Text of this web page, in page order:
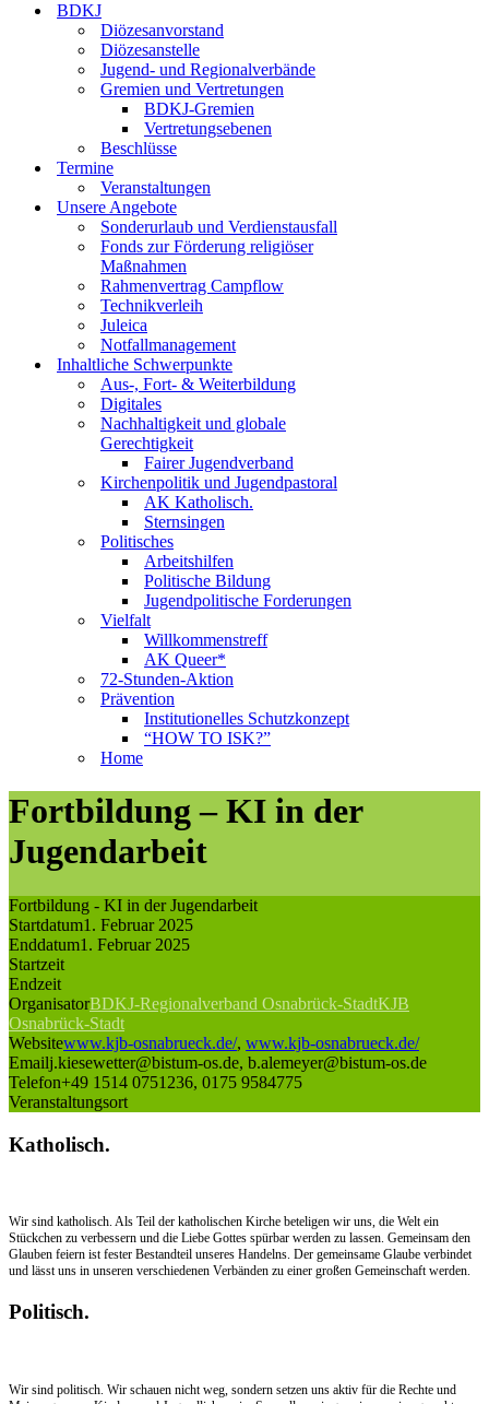
BDKJ
Diözesanvorstand
Diözesanstelle
Jugend- und Regionalverbände
Gremien und Vertretungen
BDKJ-Gremien
Vertretungsebenen
Beschlüsse
Termine
Veranstaltungen
Unsere Angebote
Sonderurlaub und Verdienstausfall
Fonds zur Förderung religiöser
Maßnahmen
Rahmenvertrag Campflow
Technikverleih
Juleica
Notfallmanagement
Inhaltliche Schwerpunkte
Aus-, Fort- & Weiterbildung
Digitales
Nachhaltigkeit und globale
Gerechtigkeit
Fairer Jugendverband
Kirchenpolitik und Jugendpastoral
AK Katholisch.
Sternsingen
Politisches
Arbeitshilfen
Politische Bildung
Jugendpolitische Forderungen
Vielfalt
Willkommenstreff
AK Queer*
72-Stunden-Aktion
Prävention
Institutionelles Schutzkonzept
“HOW TO ISK?”
Home
Fortbildung – KI in der
Jugendarbeit
Fortbildung - KI in der Jugendarbeit
Startdatum1. Februar 2025
Enddatum1. Februar 2025
Startzeit
Endzeit
OrganisatorBDKJ-Regionalverband Osnabrück-StadtKJB
Osnabrück-Stadt
Websitewww.kjb-osnabrueck.de/, www.kjb-osnabrueck.de/
Emailj.kiesewetter@bistum-os.de, b.alemeyer@bistum-os.de
Telefon+49 1514 0751236, 0175 9584775
Veranstaltungsort
Katholisch.
Wir sind katholisch. Als Teil der katholischen Kirche beteligen wir uns, die Welt ein
Stückchen zu verbessern und die Liebe Gottes spürbar werden zu lassen. Gemeinsam den
Glauben feiern ist fester Bestandteil unseres Handelns. Der gemeinsame Glaube verbindet
und lässt uns in unseren verschiedenen Verbänden zu einer großen Gemeinschaft werden.
Politisch.
Wir sind politisch. Wir schauen nicht weg, sondern setzen uns aktiv für die Rechte und